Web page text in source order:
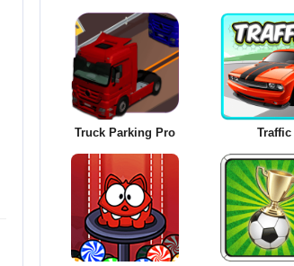
Truck Parking Pro Traffic